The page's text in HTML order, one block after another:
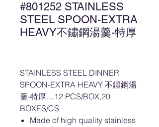
#801252 STAINLESS
STEEL SPOON-EXTRA
HEAVY不鏽鋼湯羹-特厚
STAINLESS STEEL DINNER
SPOON-EXTRA HEAVY 不鏽鋼湯
羹-特厚....12 PCS/BOX,20
BOXES/CS
Made of high quality stainless